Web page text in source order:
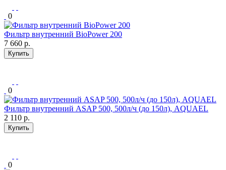
0
Фильтр внутренний BioPower 200
7 660 р.
Купить
0
Фильтр внутренний ASAP 500, 500л/ч (до 150л), AQUAEL
2 110 р.
Купить
0